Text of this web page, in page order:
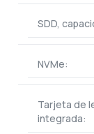
SDD,
NVMe:
Tarjeta de
integrada: